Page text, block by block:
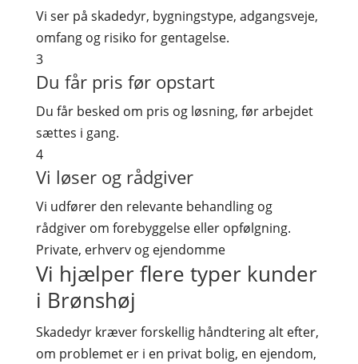
Vi ser på skadedyr, bygningstype, adgangsveje,
omfang og risiko for gentagelse.
3
Du får pris før opstart
Du får besked om pris og løsning, før arbejdet
sættes i gang.
4
Vi løser og rådgiver
Vi udfører den relevante behandling og
rådgiver om forebyggelse eller opfølgning.
Private, erhverv og ejendomme
Vi hjælper flere typer kunder
i Brønshøj
Skadedyr kræver forskellig håndtering alt efter,
om problemet er i en privat bolig, en ejendom,